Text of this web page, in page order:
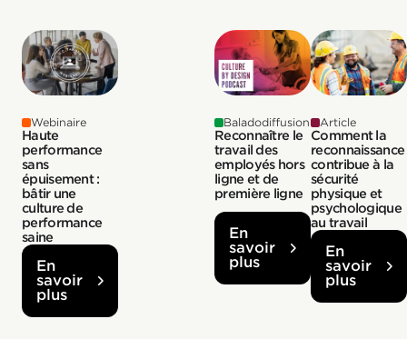
Webinaire
Haute
performance
sans
épuisement :
bâtir une
culture de
performance
saine
En
savoir
plus
Baladodiffusion
Reconnaître le
travail des
employés hors
ligne et de
première ligne
En
savoir
plus
Article
Comment la
reconnaissance
contribue à la
sécurité
physique et
psychologique
au travail
En
savoir
plus